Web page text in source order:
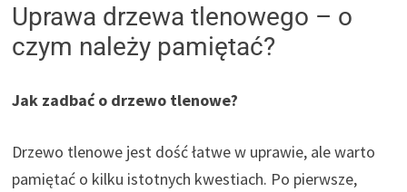
Uprawa drzewa tlenowego – o
czym należy pamiętać?
Jak zadbać o drzewo tlenowe?
Drzewo tlenowe jest dość łatwe w uprawie, ale warto
pamiętać o kilku istotnych kwestiach. Po pierwsze,